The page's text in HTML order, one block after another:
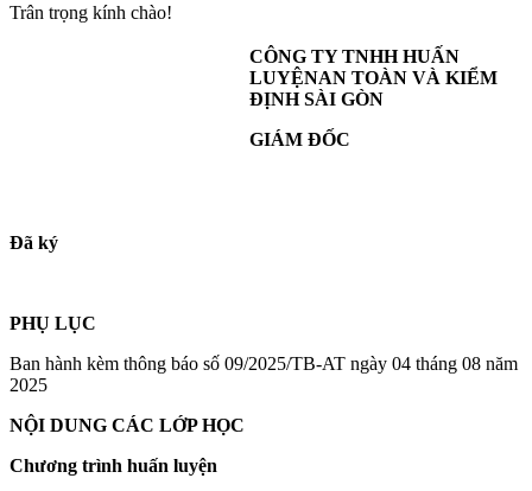
Trân trọng kính chào!
CÔNG TY TNHH HUẤN
LUYỆNAN TOÀN VÀ KIỂM
ĐỊNH SÀI GÒN
GIÁM ĐỐC
Đã ký
PHỤ LỤC
Ban hành kèm thông báo số 09/2025/TB-AT ngày 04 tháng 08 năm
2025
NỘI DUNG CÁC LỚP HỌC
Chương trình huấn luyện